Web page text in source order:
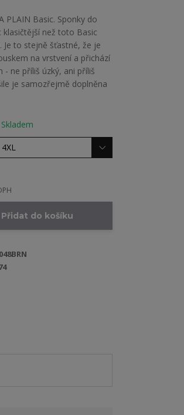
PLAIN Basic. Sponky do
klasičtější než toto Basic
Je to stejně šťastné, že je
na vrstvení a přichází
- ne příliš úzký, ani příliš
je samozřejmě doplněna
Skladem
Přidat do košíku